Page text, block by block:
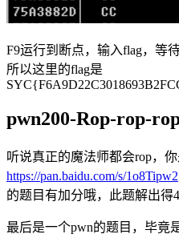
F9运行到断点，输入flag，等
所以这里的flag是
pwn200-Rop-rop-
听说真正的魔法师都会rop，你
https://pan.baidu.com/s/1o8Tipw2
的题目有加分哦，此题解出得
最后是一个pwn的题目，毕竟